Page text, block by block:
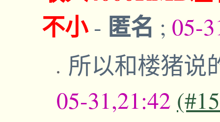
不小 - 匿名 ; 05-
所以和楼猪说
05-31,21:42